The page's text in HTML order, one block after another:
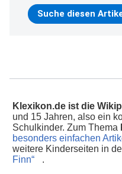
Klexikon.de ist die
und 15 Jahren, also ein
Schulkinder. Zum Thema
besonders einfachen
weitere Kinderseiten in
Finn“
.